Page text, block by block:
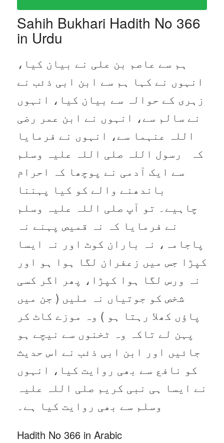
Sahih Bukhari Hadith No 366
in Urdu
ہم سے عاصم بن علی نے بیان کیا،
انہوں نے کہا ہم سے ابن ابی ذئب نے
زہری کے حوالہ سے بیان کیا، انہوں
نے سالم سے، انہوں نے ابن عمر رضی
اللہ عنہما سے، انہوں نے فرمایا
کہ رسول اللہ صلی اللہ علیہ وسلم
سے ایک آدمی نے پوچھا کہ احرام
باندھنے والے کو کیا پہننا
چاہیے۔ تو آپ صلی اللہ علیہ وسلم
نے فرمایا کہ نہ قمیص پہنے نہ
پاجامہ، نہ باران کوٹ اور نہ ایسا
کپڑا جس میں زعفران لگا ہوا ہو اور
نہ ورس لگا ہوا کپڑا، پھر اگر کسی
شخص کو جوتیاں نہ ملیں ( جن میں
پاؤں کھلا رہتا ہو ) وہ موزے کاٹ کر
پہن لے تاکہ وہ ٹخنوں سے نیچے ہو
جائیں اور ابن ابی ذئب نے اس حدیث
کو نافع سے بھی روایت کیا، انہوں
نے ایسا ہی نبی کریم صلی اللہ علیہ
وسلم سے بھی روایت کیا ہے۔
Hadith No 366 in Arabic